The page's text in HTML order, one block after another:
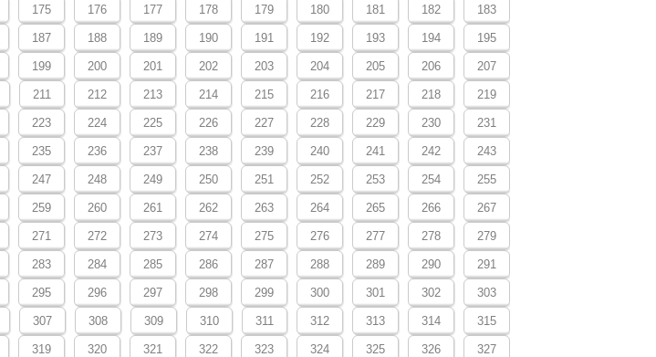
175 176 177 178 179 180 181 182 183
187 188 189 190 191 192 193 194 195
199 200 201 202 203 204 205 206 207
211 212 213 214 215 216 217 218 219
223 224 225 226 227 228 229 230 231
235 236 237 238 239 240 241 242 243
247 248 249 250 251 252 253 254 255
259 260 261 262 263 264 265 266 267
271 272 273 274 275 276 277 278 279
283 284 285 286 287 288 289 290 291
295 296 297 298 299 300 301 302 303
307 308 309 310 311 312 313 314 315
319 320 321 322 323 324 325 326 327